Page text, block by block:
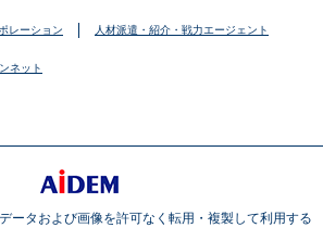
レーション 人材派遣・紹介・戦力エージェント
ネット
ータおよび画像を許可なく転用・複製して利用する